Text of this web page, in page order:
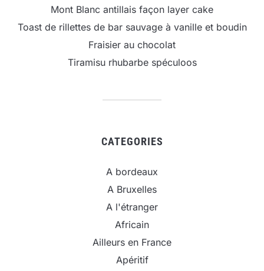
Mont Blanc antillais façon layer cake
Toast de rillettes de bar sauvage à vanille et boudin
Fraisier au chocolat
Tiramisu rhubarbe spéculoos
CATEGORIES
A bordeaux
A Bruxelles
A l'étranger
Africain
Ailleurs en France
Apéritif